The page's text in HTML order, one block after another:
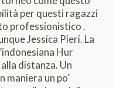
per questi ragazzi
professionistico .
Jessica Pieri. La
Hur
distanza. Un
un po’